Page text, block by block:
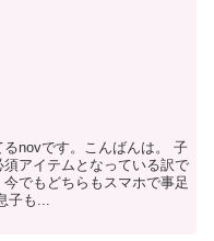
novです。こんばんは。 子
アイテムとなっている訳で
でもどちらもスマホで事足
子も...